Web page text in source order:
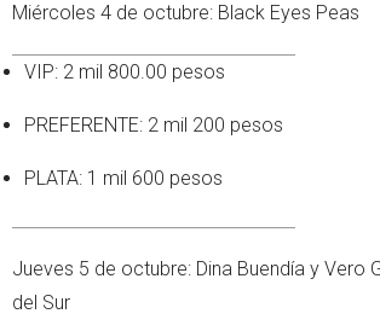
Miércoles 4 de octubre: Black Eyes Peas
VIP: 2 mil 800.00 pesos
PREFERENTE: 2 mil 200 pesos
PLATA: 1 mil 600 pesos
Jueves 5 de octubre: Dina Buendía y Vero
del Sur